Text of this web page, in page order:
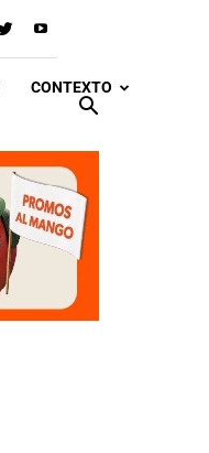
CONTEXTO